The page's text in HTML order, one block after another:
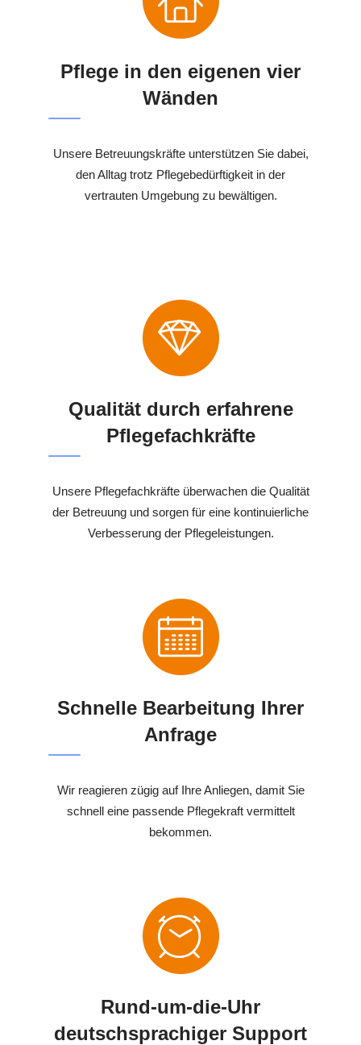
Pflege in den eigenen vier
Wänden
Unsere Betreuungskräfte unterstützen Sie dabei,
den Alltag trotz Pflegebedürftigkeit in der
vertrauten Umgebung zu bewältigen.
Qualität durch erfahrene
Pflegefachkräfte
Unsere Pflegefachkräfte überwachen die Qualität
der Betreuung und sorgen für eine kontinuierliche
Verbesserung der Pflegeleistungen.
Schnelle Bearbeitung Ihrer
Anfrage
Wir reagieren zügig auf Ihre Anliegen, damit Sie
schnell eine passende Pflegekraft vermittelt
bekommen.
Rund-um-die-Uhr
deutschsprachiger Support